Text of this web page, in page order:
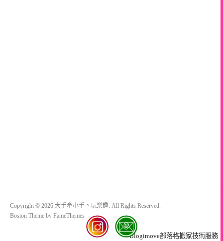
Copyright © 2026 大手牽小手。玩樂趣. All Rights Reserved.
Boston Theme by FameThemes
Blogimove部落格搬家技術服務